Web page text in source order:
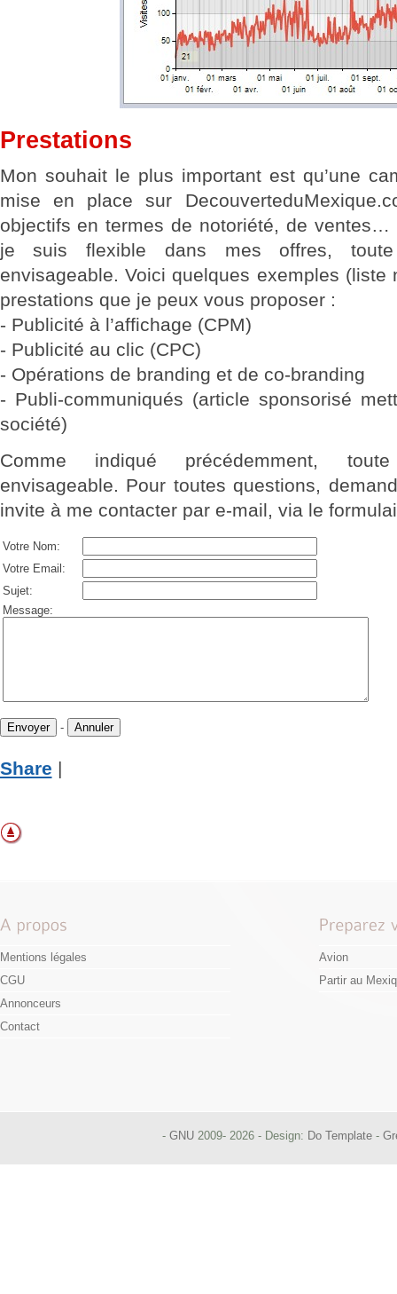
Prestations
Mon souhait le plus important est qu’une
mise en place sur
objectifs en termes de notoriété, de ventes…
je suis flexible dans mes offres, toute
envisageable. Voici quelques exemples (liste
prestations que je peux vous proposer :
- Publicité à l’affichage (CPM)
- Publicité au clic (CPC)
- Opérations de branding et de co-branding
- Publi-communiqués (article sponsorisé
société)
Comme indiqué précédemment,
envisageable. Pour toutes questions,
invite à me contacter par e-mail, via le
Votre Nom:
Votre Email:
Sujet:
Message:
-
Share |
Mentions légales
CGU
Annonceurs
Contact
Avion
Partir au
- GNU 2009- 2026 - Design: Do Template -